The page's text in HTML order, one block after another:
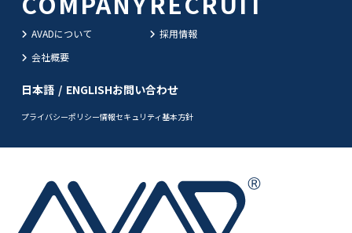
AVADについて
会社概要
採用情報
日本語 / ENGLISHお問い合わせ
プライバシーポリシー情報セキュリティ基本方針